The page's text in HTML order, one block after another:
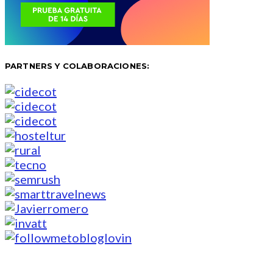
PARTNERS Y COLABORACIONES: